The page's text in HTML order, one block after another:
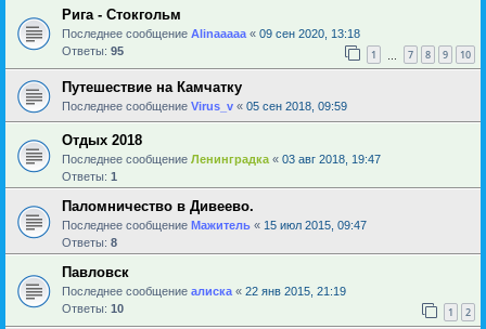
Рига - Стокгольм
Последнее сообщение Alinaaaaa « 09 сен 2020, 13:18
Ответы: 95 1 7 8 9 10
Путешествие на Камчатку
Последнее сообщение Virus_v « 05 сен 2018, 09:59
Отдых 2018
Последнее сообщение Ленинградка « 03 авг 2018, 19:47
Ответы: 1
Паломничество в Дивеево.
Последнее сообщение Мажитель « 15 июл 2015, 09:47
Ответы: 8
Павловск
Последнее сообщение алиска « 22 янв 2015, 21:19
Ответы: 10 1 2